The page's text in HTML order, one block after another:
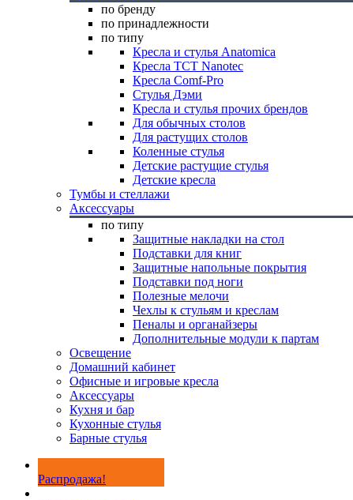
по бренду
по принадлежности
по типу
Кресла и стулья Anatomica
Кресла TCT Nanotec
Кресла Comf-Pro
Стулья Дэми
Кресла и стулья прочих брендов
Для обычных столов
Для растущих столов
Коленные стулья
Детские растущие стулья
Детские кресла
Тумбы и стеллажи
Аксессуары
по типу
Защитные накладки на стол
Подставки для книг
Защитные напольные покрытия
Подставки под ноги
Полезные мелочи
Чехлы к стульям и креслам
Пеналы и органайзеры
Дополнительные модули к партам
Освещение
Домашний кабинет
Офисные и игровые кресла
Аксессуары
Кухня и бар
Кухонные стулья
Барные стулья
Распродажа!